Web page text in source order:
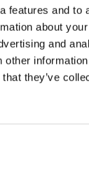
features and to
about
and
information
they’ve
Gaziosmanpasa
de cuidados